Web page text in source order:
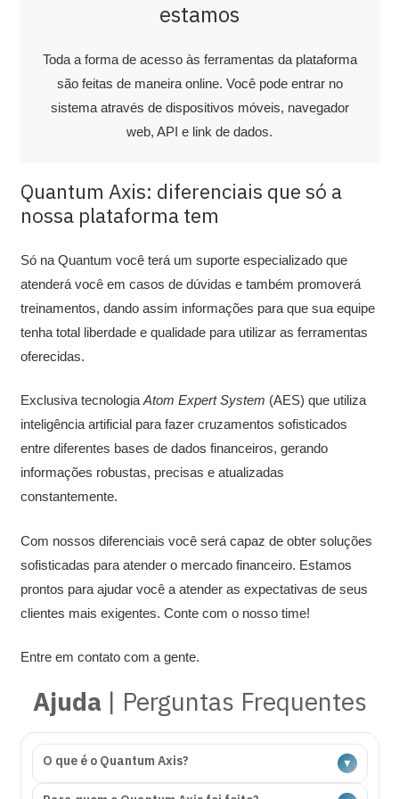
estamos
Toda a forma de acesso às ferramentas da plataforma
são feitas de maneira online. Você pode entrar no
sistema através de dispositivos móveis, navegador
web, API e link de dados.
Quantum Axis: diferenciais que só a
nossa plataforma tem
Só na Quantum você terá um suporte especializado que
atenderá você em casos de dúvidas e também promoverá
treinamentos, dando assim informações para que sua equipe
tenha total liberdade e qualidade para utilizar as ferramentas
oferecidas.
Exclusiva tecnologiaAtom Expert System (AES) que utiliza
inteligência artificial para fazer cruzamentos sofisticados
entre diferentes bases de dados financeiros, gerando
informações robustas, precisas e atualizadas
constantemente.
Com nossos diferenciais você será capaz de obter soluções
sofisticadas para atender o mercado financeiro. Estamos
prontos para ajudar você a atender as expectativas de seus
clientes mais exigentes. Conte com o nosso time!
Entre em contato com a gente.
Ajuda | Perguntas Frequentes
O que é o Quantum Axis? ▼